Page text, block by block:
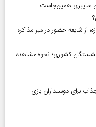
سایبری همین‌جاست
شایعه حضور در میز مذاکره
تومانی بازنشستگان کشوری؛ نحوه مشاهده